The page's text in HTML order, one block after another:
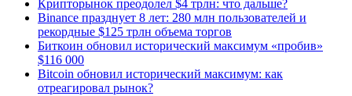
Крипторынок преодолел $4 трлн: что дальше?
Binance празднует 8 лет: 280 млн пользователей и
рекордные $125 трлн объема торгов
Биткоин обновил исторический максимум «пробив»
$116 000
Bitcoin обновил исторический максимум: как
отреагировал рынок?